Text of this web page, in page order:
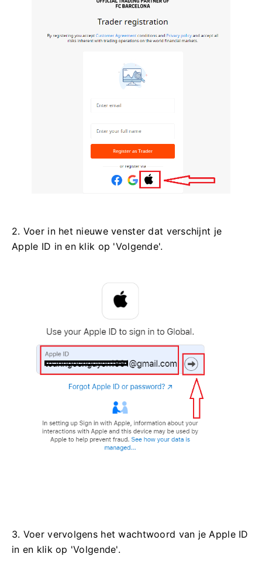
2. Voer in het nieuwe venster dat verschijnt je
Apple ID in en klik op 'Volgende'.
3. Voer vervolgens het wachtwoord van je Apple ID
in en klik op 'Volgende'.